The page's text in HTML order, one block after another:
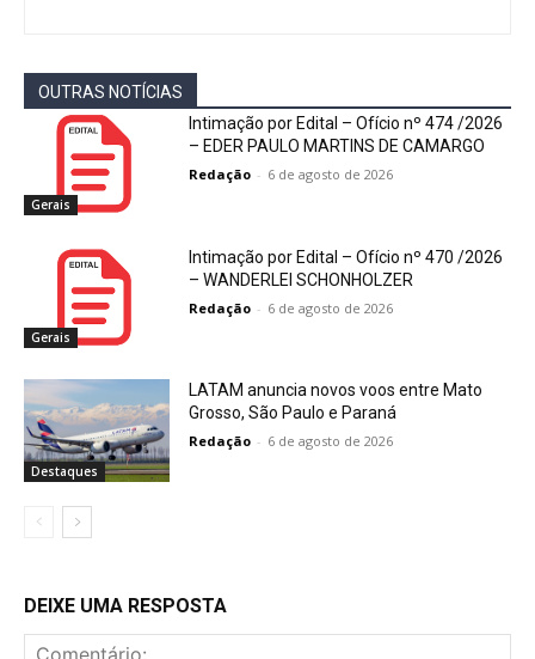
OUTRAS NOTÍCIAS
Gerais
Intimação por Edital – Ofício nº 474 /2026
– EDER PAULO MARTINS DE CAMARGO
Redação - 6 de agosto de 2026
Gerais
Intimação por Edital – Ofício nº 470 /2026
– WANDERLEI SCHONHOLZER
Redação - 6 de agosto de 2026
Destaques
LATAM anuncia novos voos entre Mato
Grosso, São Paulo e Paraná
Redação - 6 de agosto de 2026
DEIXE UMA RESPOSTA